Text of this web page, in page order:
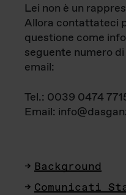
Lei non è un
Allora contattateci
questione come
seguente numero
email:
Tel.: 0039 0474
Email:
Background
Comunicati